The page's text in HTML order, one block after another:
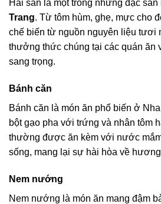
Hải sản là một trong những đặc sản
Trang. Từ tôm hùm, ghẹ, mực cho
chế biến từ nguồn nguyên liệu tươi
thưởng thức chúng tại các quán ăn
sang trọng.
Bánh căn
Bánh căn là món ăn phổ biến ở
bột gạo pha với trứng và nhân tôm
thường được ăn kèm với nước
sống, mang lại sự hài hòa về
Nem nướng
Nem nướng là món ăn mang đậm